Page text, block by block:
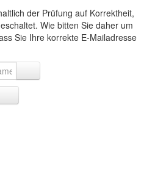
der Prüfung auf Korrektheit,
Wie bitten Sie daher um
Sie Ihre korrekte E-Mailadresse